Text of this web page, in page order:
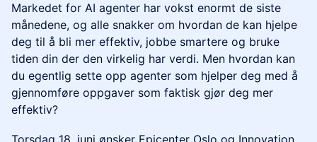
Markedet for AI agenter har vokst enormt de siste
månedene, og alle snakker om hvordan de kan hjelpe
deg til å bli mer effektiv, jobbe smartere og bruke
tiden din der den virkelig har verdi. Men hvordan kan
du egentlig sette opp agenter som hjelper deg med å
gjennomføre oppgaver som faktisk gjør deg mer
effektiv?
Torsdag 18. juni ønsker Epicenter Oslo og Innovation